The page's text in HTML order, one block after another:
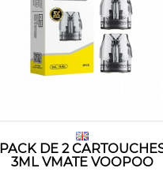
PACK DE 2
3ML VMATE VOOPOO